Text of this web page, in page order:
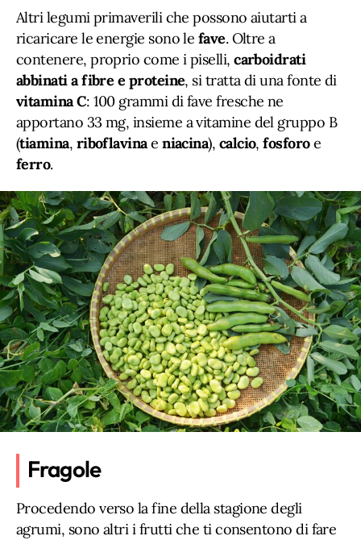
Altri legumi primaverili che possono aiutarti a
ricaricare le energie sono le fave. Oltre a
contenere, proprio come i piselli,carboidrati
abbinati a fibre e proteine, si tratta di una fonte di
vitamina C: 100 grammi di fave fresche ne
apportano 33 mg, insieme a vitamine del gruppo B
(tiamina, riboflavinaeniacina), calcio,fosforoe
ferro.
Fragole
Procedendo verso la fine della stagione degli
agrumi, sono altri i frutti che ti consentono di fare